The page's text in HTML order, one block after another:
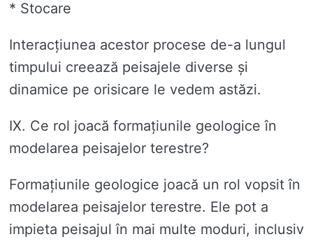
* Stocare
Interacțiunea acestor procese de-a lungul
timpului creează peisajele diverse și
dinamice pe orisicare le vedem astăzi.
IX. Ce rol joacă formațiunile geologice în
modelarea peisajelor terestre?
Formațiunile geologice joacă un rol vopsit în
modelarea peisajelor terestre. Ele pot a
impieta peisajul în mai multe moduri, inclusiv